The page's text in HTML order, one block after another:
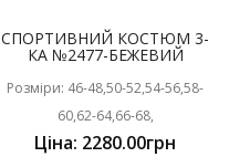
СПОРТИВНИЙ КОСТЮМ 3-
КА №2477-БЕЖЕВИЙ
Розміри: 46-48,50-52,54-56,58-
60,62-64,66-68,
Ціна: 2280.00грн